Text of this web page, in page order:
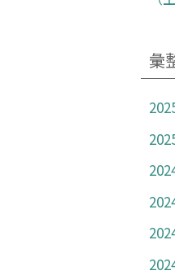
彙